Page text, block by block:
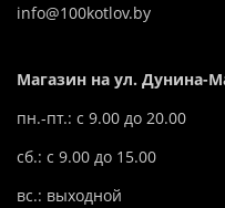
info@100kotlov.by
Магазин на ул. Дунина-
пн.-пт.: с 9.00 до 20.00
сб.: с 9.00 до 15.00
вс.: выходной